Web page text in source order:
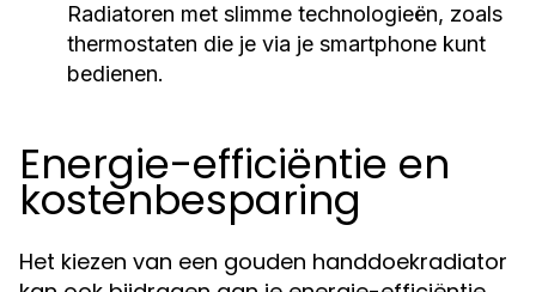
Radiatoren met slimme technologieën, zoals
thermostaten die je via je smartphone kunt
bedienen.
Energie-efficiëntie en
kostenbesparing
Het kiezen van een gouden handdoekradiator